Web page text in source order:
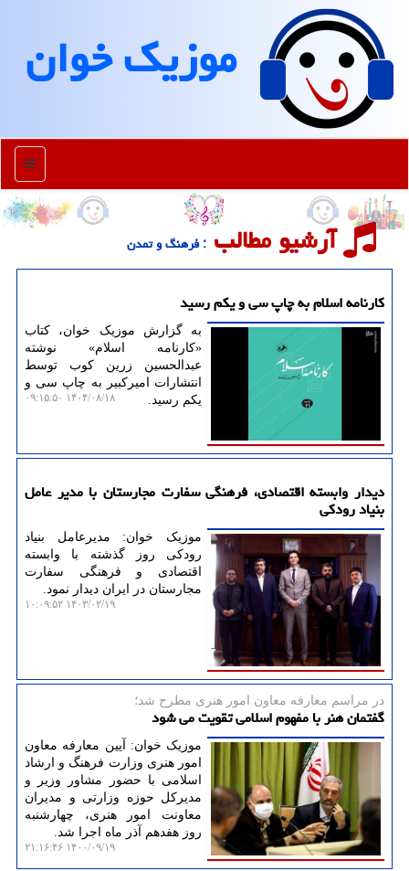
موزیك خوان
منو
آرشیو مطالب : فرهنگ و تمدن
کارنامه اسلام به چاپ سی و یکم رسید
به گزارش موزیک خوان، کتاب
«کارنامه اسلام» نوشته
عبدالحسین زرین کوب توسط
انتشارات امیرکبیر به چاپ سی و
یکم رسید.
۱۴۰۴/۰۸/۱۸ ۰۹:۱۵:۵۰
دیدار وابسته اقتصادی، فرهنگی سفارت مجارستان با مدیر عامل
بنیاد رودکی
موزیک خوان: مدیرعامل بنیاد
رودکی روز گذشته با وابسته
اقتصادی و فرهنگی سفارت
مجارستان در ایران دیدار نمود.
۱۴۰۳/۰۲/۱۹ ۱۰:۰۹:۵۲
در مراسم معارفه معاون امور هنری مطرح شد؛
گفتمان هنر با مفهوم اسلامی تقویت می شود
موزیک خوان: آیین معارفه معاون
امور هنری وزارت فرهنگ و ارشاد
اسلامی با حضور مشاور وزیر و
مدیرکل حوزه وزارتی و مدیران
معاونت امور هنری، چهارشنبه
روز هفدهم آذر ماه اجرا شد.
۱۴۰۰/۰۹/۱۹ ۲۱:۱۶:۴۶